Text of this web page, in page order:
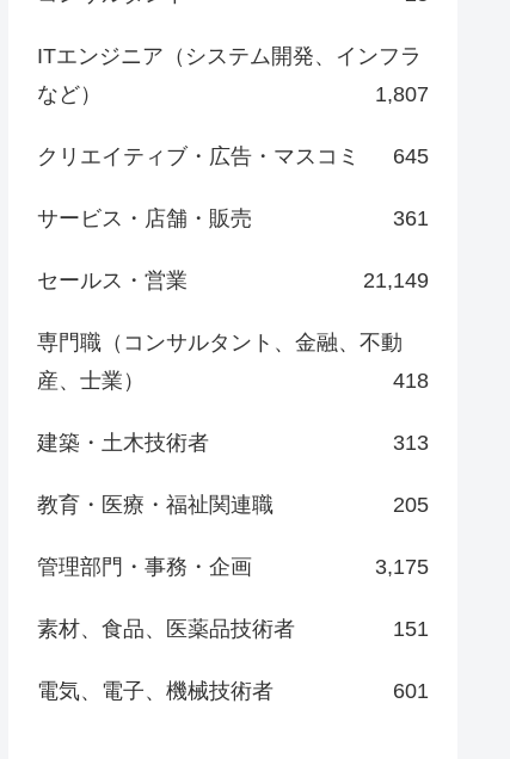
ITエンジニア（システム開発、インフラ
など）
1,807
クリエイティブ・広告・マスコミ 645
サービス・店舗・販売 361
セールス・営業 21,149
専門職（コンサルタント、金融、不動
産、士業）
418
建築・土木技術者 313
教育・医療・福祉関連職 205
管理部門・事務・企画 3,175
素材、食品、医薬品技術者 151
電気、電子、機械技術者 601